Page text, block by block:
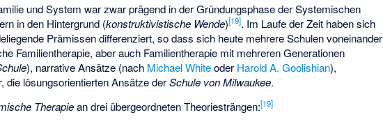
und System war zwar prägend in der Gründungsphase der Systemischen
in den Hintergrund (konstruktivistische Wende)[19]. Im Laufe der Zeit haben sich
Prämissen differenziert, so dass sich heute mehrere Schulen voneinander
Familientherapie, aber auch Familientherapie mit mehreren Generationen
), narrative Ansätze (nach Michael Whiteoder Harold A. Goolishian),
, die lösungsorientierten Ansätze derSchule von Milwaukee.
Therapiean drei übergeordneten Theoriesträngen:[19]